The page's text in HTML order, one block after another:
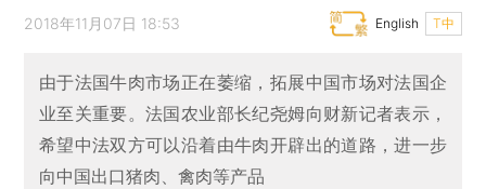
2018年11月07日 18:53 T中
English
由于法国牛肉市场正在萎缩，拓展中国市场对法国企
业至关重要。法国农业部长纪尧姆向财新记者表示，
希望中法双方可以沿着由牛肉开辟出的道路，进一步
向中国出口猪肉、禽肉等产品